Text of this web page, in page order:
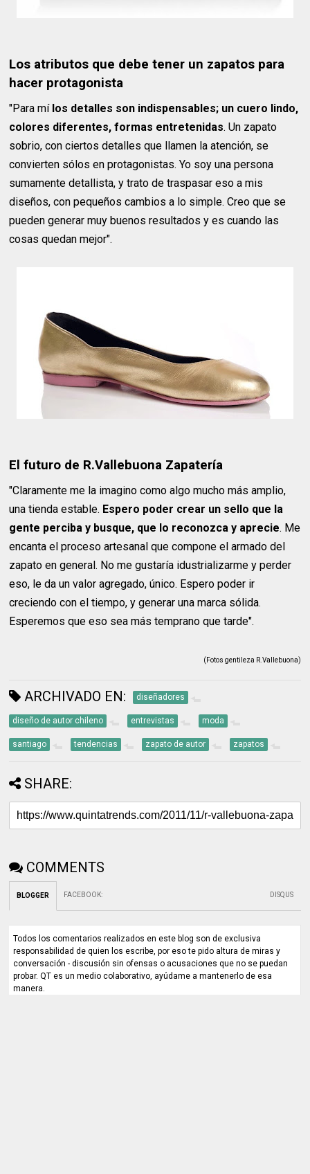
Los atributos que debe tener un zapatos para
hacer protagonista
"Para mí los detalles son indispensables; un cuero lindo,
colores diferentes, formas entretenidas. Un zapato
sobrio, con ciertos detalles que llamen la atención, se
convierten sólos en protagonistas. Yo soy una persona
sumamente detallista, y trato de traspasar eso a mis
diseños, con pequeños cambios a lo simple. Creo que se
pueden generar muy buenos resultados y es cuando las
cosas quedan mejor".
El futuro de R.Vallebuona Zapatería
"Claramente me la imagino como algo mucho más amplio,
una tienda estable. Espero poder crear un sello que la
gente perciba y busque, que lo reconozca y aprecie. Me
encanta el proceso artesanal que compone el armado del
zapato en general. No me gustaría idustrializarme y perder
eso, le da un valor agregado, único. Espero poder ir
creciendo con el tiempo, y generar una marca sólida.
Esperemos que eso sea más temprano que tarde".
(Fotos gentileza R.Vallebuona)
ARCHIVADO EN: diseñadores
diseño de autor chileno entrevistas moda
santiago tendencias zapato de autor zapatos
SHARE:
COMMENTS
BLOGGER FACEBOOK: DISQUS
Todos los comentarios realizados en este blog son de exclusiva
responsabilidad de quien los escribe, por eso te pido altura de miras y
conversación - discusión sin ofensas o acusaciones que no se puedan
probar. QT es un medio colaborativo, ayúdame a mantenerlo de esa
manera.